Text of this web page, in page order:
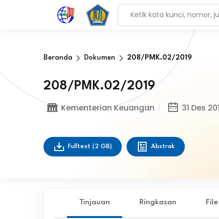
Beranda Dokumen 208/PMK.02/2019
208/PMK.02/2019
Kementerian Keuangan 31 Des
Fulltext (2 GB) Abstrak
Tinjauan Ringkasan